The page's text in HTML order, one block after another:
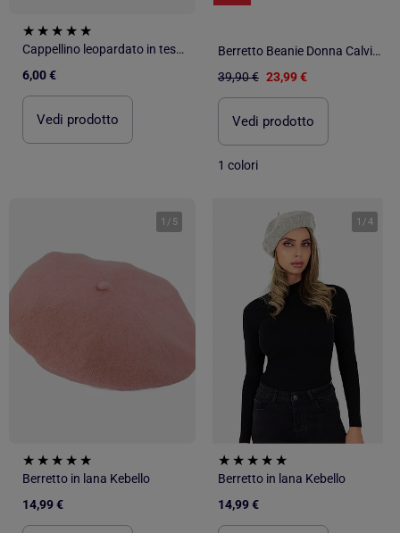
Cappellino leopardato in tessuto
6,00 €
Vedi prodotto
Berretto Beanie Donna Calvin Klein Jeans
39,90 € 23,99 €
Vedi prodotto
1 colori
1 / 5
Berretto in lana Kebello
14,99 €
1 /4
Berretto in lana Kebello
14,99 €